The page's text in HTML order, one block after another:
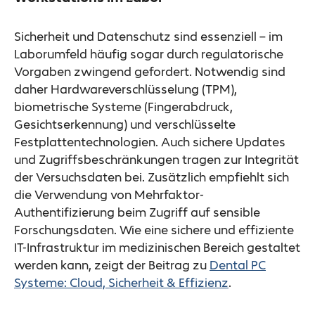
Sicherheit und Datenschutz sind essenziell – im
Laborumfeld häufig sogar durch regulatorische
Vorgaben zwingend gefordert. Notwendig sind
daher Hardwareverschlüsselung (TPM),
biometrische Systeme (Fingerabdruck,
Gesichtserkennung) und verschlüsselte
Festplattentechnologien. Auch sichere Updates
und Zugriffsbeschränkungen tragen zur Integrität
der Versuchsdaten bei. Zusätzlich empfiehlt sich
die Verwendung von Mehrfaktor-
Authentifizierung beim Zugriff auf sensible
Forschungsdaten. Wie eine sichere und effiziente
IT-Infrastruktur im medizinischen Bereich gestaltet
werden kann, zeigt der Beitrag zu Dental PC
Systeme: Cloud, Sicherheit & Effizienz.